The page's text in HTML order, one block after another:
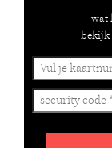
wat
bekijk